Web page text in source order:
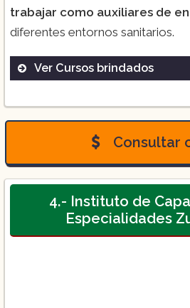
trabajar como auxiliares de
diferentes entornos sanitarios.
Ver Cursos brindados
Técnico en Enfermería:
tiene una duración de
dependiendo del
cada curso, pero
duración de algunos
Consultar
4.- Instituto de
Especialidades